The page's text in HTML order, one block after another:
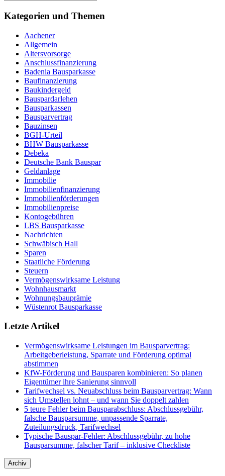
Kategorien und Themen
Aachener
Allgemein
Altersvorsorge
Anschlussfinanzierung
Badenia Bausparkasse
Baufinanzierung
Baukindergeld
Bauspardarlehen
Bausparkassen
Bausparvertrag
Bauzinsen
BGH-Urteil
BHW Bausparkasse
Debeka
Deutsche Bank Bauspar
Geldanlage
Immobilie
Immobilienfinanzierung
Immobilienförderungen
Immobilienpreise
Kontogebühren
LBS Bausparkasse
Nachrichten
Schwäbisch Hall
Sparen
Staatliche Förderung
Steuern
Vermögenswirksame Leistung
Wohnhausmarkt
Wohnungsbauprämie
Wüstenrot Bausparkasse
Letzte Artikel
Vermögenswirksame Leistungen im Bausparvertrag:
Arbeitgeberleistung, Sparrate und Förderung optimal
abstimmen
KfW-Förderung und Bausparen kombinieren: So planen
Eigentümer ihre Sanierung sinnvoll
Tarifwechsel vs. Neuabschluss beim Bausparvertrag: Wann
sich Umstellen lohnt – und wann Sie doppelt zahlen
5 teure Fehler beim Bausparabschluss: Abschlussgebühr,
falsche Bausparsumme, unpassende Sparrate,
Zuteilungsdruck, Tarifwechsel
Typische Bauspar-Fehler: Abschlussgebühr, zu hohe
Bausparsumme, falscher Tarif – inklusive Checkliste
Archiv